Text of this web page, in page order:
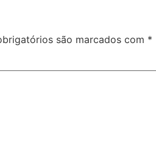
são marcados com *